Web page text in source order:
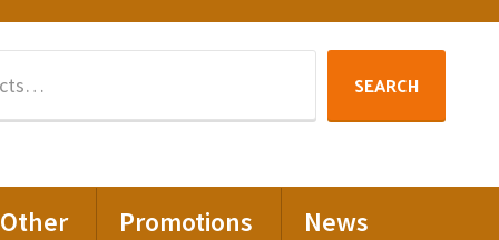
SEARCH
Other Promotions News